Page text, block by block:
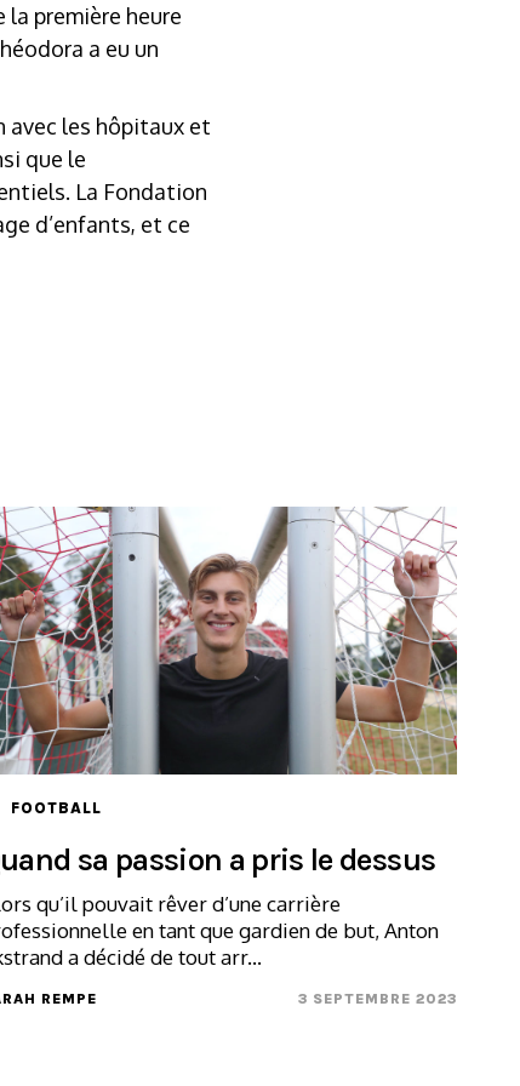
première heure
a eu un
avec les hôpitaux et
que le
La Fondation
d’enfants, et ce
FOOTBALL
sa passion a pris le dessus
qu’il pouvait rêver d’une carrière
en tant que gardien de but, Anton
a décidé de tout arr...
REMPE 3 SEPTEMBRE 2023